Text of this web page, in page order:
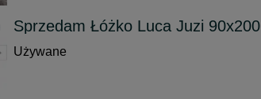
Sprzedam Łóżko Luca Juzi
Używane